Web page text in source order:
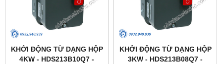
KHỞI ĐỘNG TỪ DẠNG HỘP
4KW - HDS213B10Q7 -
KHỞI ĐỘNG TỪ DẠNG HỘP
3KW - HDS213B08Q7 -